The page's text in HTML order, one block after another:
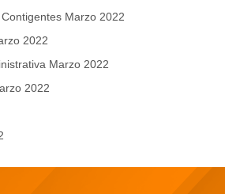
Marzo 2022
2022
Marzo 2022
2022